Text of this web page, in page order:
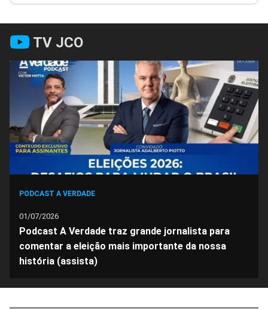
FacebookWhatsappTwitterMessengerTelegramGettr
TV JCO
PODCAST A VERDADE
01/07/2026
Podcast A Verdade traz grande jornalista para
comentar a eleição mais importante da nossa
história (assista)